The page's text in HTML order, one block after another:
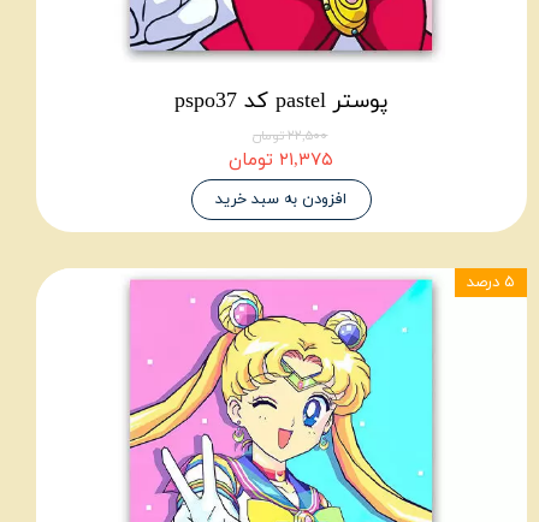
پوستر pastel کد pspo37
۲۲,۵۰۰ تومان
۲۱,۳۷۵ تومان
افزودن به سبد خرید
۵ درصد